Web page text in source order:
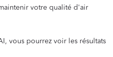
votre qualité d'air
vous pourrez voir les résultats